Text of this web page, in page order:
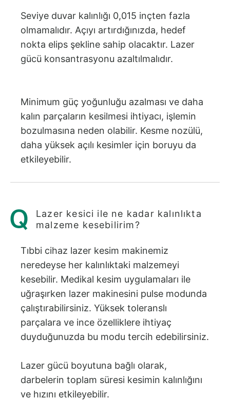
Seviye duvar kalınlığı 0,015 inçten fazla
olmamalıdır. Açıyı artırdığınızda, hedef
nokta elips şekline sahip olacaktır. Lazer
gücü konsantrasyonu azaltılmalıdır.
Minimum güç yoğunluğu azalması ve daha
kalın parçaların kesilmesi ihtiyacı, işlemin
bozulmasına neden olabilir. Kesme nozülü,
daha yüksek açılı kesimler için boruyu da
etkileyebilir.
Lazer kesici ile ne kadar kalınlıkta
malzeme kesebilirim?
Tıbbi cihaz lazer kesim makinemiz
neredeyse her kalınlıktaki malzemeyi
kesebilir. Medikal kesim uygulamaları ile
uğraşırken lazer makinesini pulse modunda
çalıştırabilirsiniz. Yüksek toleranslı
parçalara ve ince özelliklere ihtiyaç
duyduğunuzda bu modu tercih edebilirsiniz.
Lazer gücü boyutuna bağlı olarak,
darbelerin toplam süresi kesimin kalınlığını
ve hızını etkileyebilir.